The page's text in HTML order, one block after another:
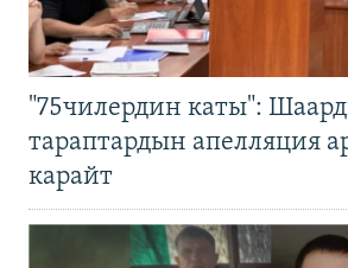
"75чилердин каты":
тараптардын апелляция
карайт